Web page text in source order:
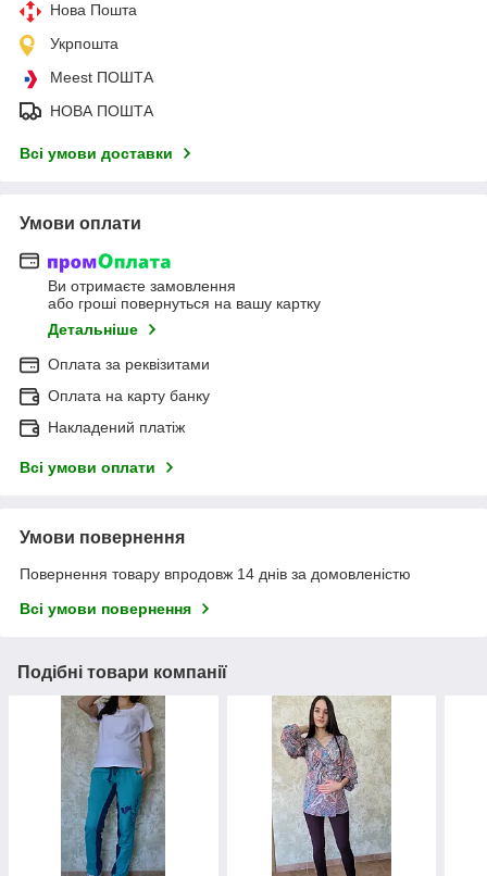
Нова Пошта
Укрпошта
Meest ПОШТА
НОВА ПОШТА
Всі умови доставки
Умови оплати
Ви отримаєте замовлення
або гроші повернуться на вашу картку
Детальніше
Оплата за реквізитами
Оплата на карту банку
Накладений платіж
Всі умови оплати
Умови повернення
Повернення товару впродовж 14 днів за домовленістю
Всі умови повернення
Подібні товари компанії